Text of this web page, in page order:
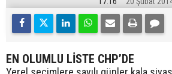
EN OLUMLU LİSTE CHP’DE